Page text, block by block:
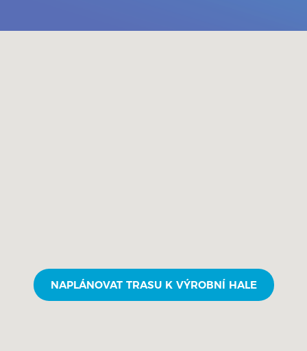
NAPLÁNOVAT TRASU K VÝROBNÍ HALE